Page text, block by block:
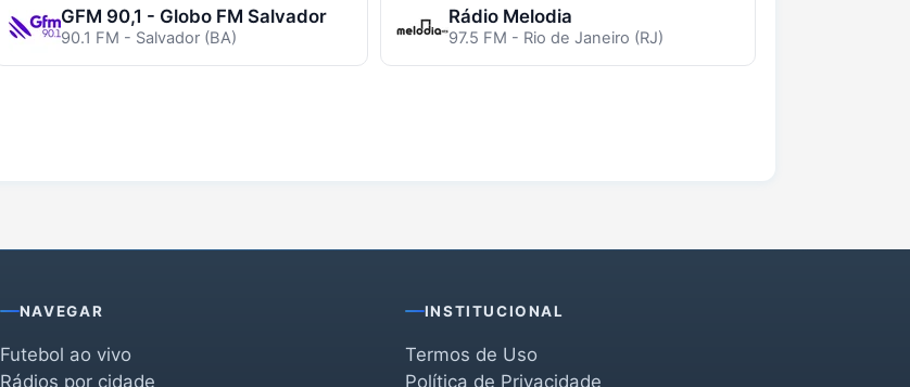
GFM 90,1 - Globo FM Salvador
90.1 FM - Salvador (BA)
Rádio Melodia
97.5 FM - Rio de Janeiro (RJ)
NAVEGAR
Futebol ao vivo
Rádios por cidade
INSTITUCIONAL
Termos de Uso
Política de Privacidade